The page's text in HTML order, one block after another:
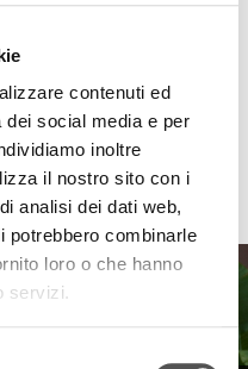
contenuti ed
dei social media e per
inoltre
il nostro sito con i
analisi dei dati web,
potrebbero combinarle
loro o che hanno
servizi.